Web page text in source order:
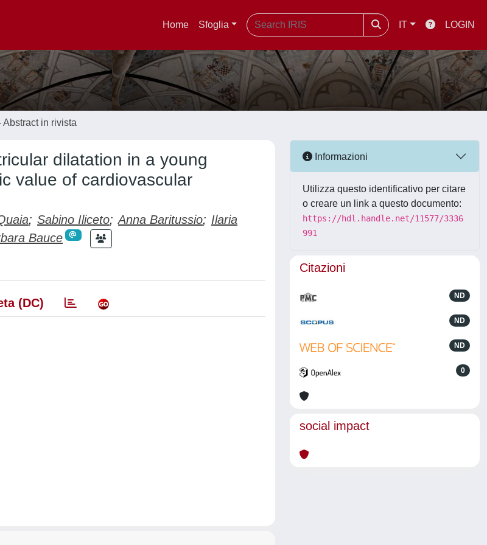
Home Sfoglia IT LOGIN
Abstract in rivista
dilatation in a young
value of cardiovascular
; Sabino Iliceto; Anna Baritussio; Ilaria
Bauce
(DC)
Informazioni
Utilizza questo identificativo per citare
o creare un link a questo documento:
https://hdl.handle.net/11577/3336
991
Citazioni
ND
ND
ND
0
social impact